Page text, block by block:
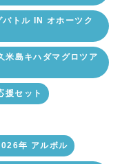
トル IN オホーツク
島キハダマグロツア
援セット
年 アルボル